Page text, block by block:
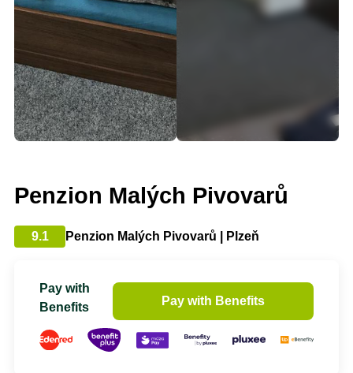
Penzion Malých Pivovarů
9.1 Penzion Malých Pivovarů | Plzeň
Pay with
Benefits
Pay with Benefits